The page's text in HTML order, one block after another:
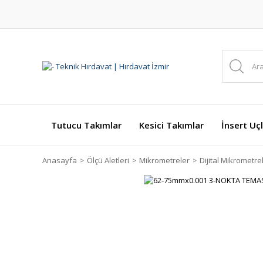
Tutucu Takımlar Kesici Takımlar İnsert
Anasayfa Ölçü Aletleri Mikrometreler Dijital